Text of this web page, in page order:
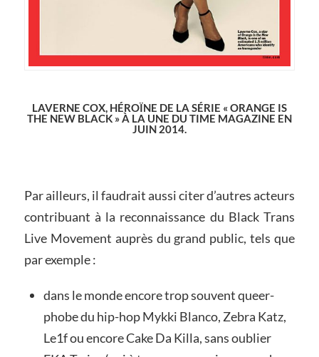
LAVERNE COX, HÉROÏNE DE LA SÉRIE « ORANGE IS
THE NEW BLACK » À LA UNE DU TIME MAGAZINE EN
JUIN 2014.
Par ailleurs, il faudrait aussi citer d’autres acteurs
contribuant à la reconnaissance du Black Trans
Live Movement auprès du grand public, tels que
par exemple :
dans le monde encore trop souvent queer-
phobe du hip-hop Mykki Blanco, Zebra Katz,
Le1f ou encore Cake Da Killa, sans oublier